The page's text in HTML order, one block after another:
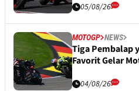
05/08/26
MOTOGP NEWS
Tiga Pembalap
Favorit Gelar
04/08/26